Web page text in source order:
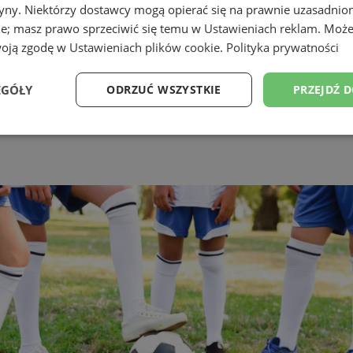
Niektórzy dostawcy mogą opierać się na prawnie
masz prawo sprzeciwić się temu w Ustawieniach reklam.
zgodę w Ustawieniach plików cookie. Polityka prywatności
PRZEJDŹ
ODRZUĆ WSZYSTKIE
Wydajność Targetowanie Funkcjonalność
Wydajność Targetowanie Funkcjonalność
umożliwiają korzystanie z podstawowych funkcji strony internetowej, takich jak
niezbędnych plików cookie nie można prawidłowo korzystać ze strony
Provider/
Domena
Okres
przechowywania
Opis
mojekatowice.pl 1 rok
Ten plik cookie przechowuje